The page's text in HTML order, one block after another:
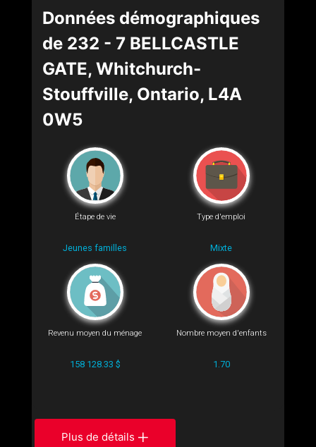
Données démographiques
de 232 - 7 BELLCASTLE
GATE, Whitchurch-
Stouffville, Ontario, L4A
0W5
Étape de vie
Jeunes familles
Type d'emploi
Mixte
Revenu moyen du ménage
158 128.33 $
Nombre moyen d'enfants
1.70
Plus de détails